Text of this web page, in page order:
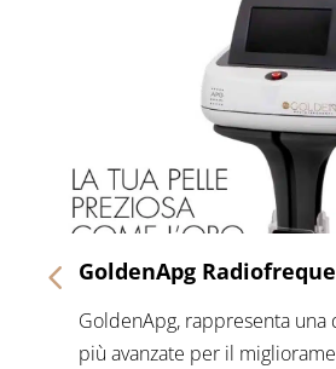
GoldenApg
GoldenApg, rappresenta una
più avanzate per il